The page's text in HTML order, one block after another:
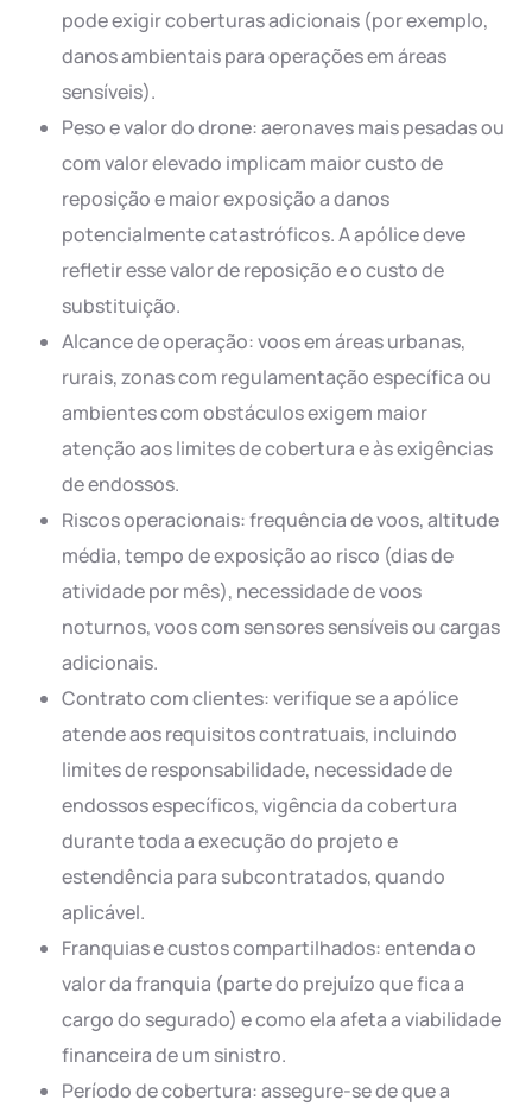
pode exigir coberturas adicionais (por exemplo,
danos ambientais para operações em áreas
sensíveis).
Peso e valor do drone: aeronaves mais pesadas ou
com valor elevado implicam maior custo de
reposição e maior exposição a danos
potencialmente catastróficos. A apólice deve
refletir esse valor de reposição e o custo de
substituição.
Alcance de operação: voos em áreas urbanas,
rurais, zonas com regulamentação específica ou
ambientes com obstáculos exigem maior
atenção aos limites de cobertura e às exigências
de endossos.
Riscos operacionais: frequência de voos, altitude
média, tempo de exposição ao risco (dias de
atividade por mês), necessidade de voos
noturnos, voos com sensores sensíveis ou cargas
adicionais.
Contrato com clientes: verifique se a apólice
atende aos requisitos contratuais, incluindo
limites de responsabilidade, necessidade de
endossos específicos, vigência da cobertura
durante toda a execução do projeto e
estendência para subcontratados, quando
aplicável.
Franquias e custos compartilhados: entenda o
valor da franquia (parte do prejuízo que fica a
cargo do segurado) e como ela afeta a viabilidade
financeira de um sinistro.
Período de cobertura: assegure-se de que a